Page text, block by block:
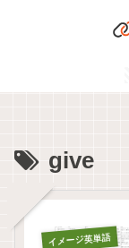
give
イメージ英単語